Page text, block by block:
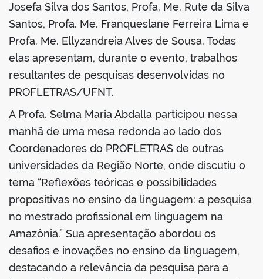
Josefa Silva dos Santos, Profa. Me. Rute da Silva
Santos, Profa. Me. Franqueslane Ferreira Lima e
Profa. Me. Ellyzandreia Alves de Sousa. Todas
elas apresentam, durante o evento, trabalhos
resultantes de pesquisas desenvolvidas no
PROFLETRAS/UFNT.
A Profa. Selma Maria Abdalla participou nessa
manhã de uma mesa redonda ao lado dos
Coordenadores do PROFLETRAS de outras
universidades da Região Norte, onde discutiu o
tema “Reflexões teóricas e possibilidades
propositivas no ensino da linguagem: a pesquisa
no mestrado profissional em linguagem na
Amazônia.” Sua apresentação abordou os
desafios e inovações no ensino da linguagem,
destacando a relevância da pesquisa para a